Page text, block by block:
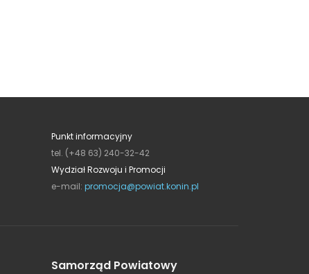
Punkt informacyjny
tel. (+48 63) 240-32-42
Wydział Rozwoju i Promocji
e-mail: promocja@powiat.konin.pl
Samorząd Powiatowy